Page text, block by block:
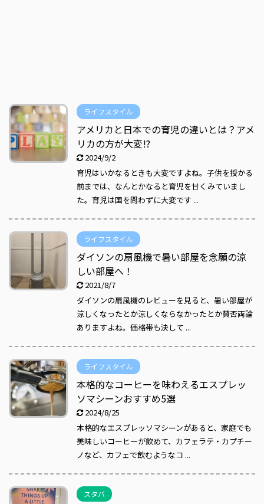
ライフスタイル
アメリカと日本での育児の違いとは？アメ
リカの方が大変!?
2024/9/2
育児はいかなるときも大変ですよね。子供を授かる
前までは、なんとかなると育児を甘くみていまし
た。育児は国を問わずに大変です ...
ライフスタイル
ダイソンの扇風機で暑い部屋を念願の涼
しい部屋へ！
2021/8/7
ダイソンの扇風機のレビューを見ると、暑い部屋が
涼しくなったとか涼しくならなかったとか賛否両論
ありますよね。価格帯も決して ...
ライフスタイル
本格的なコーヒーを味わえるエスプレッ
ソマシーンおすすめ5選
2024/8/25
本格的なエスプレッソマシーンがあると、家庭でも
美味しいコーヒーが飲めて、カフェラテ・カプチー
ノなど、カフェで飲むようなコ ...
スタバ